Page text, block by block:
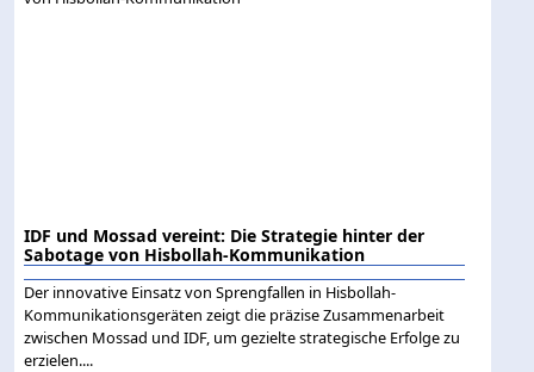
IDF und Mossad vereint: Die Strategie hinter der
Sabotage von Hisbollah-Kommunikation
Der innovative Einsatz von Sprengfallen in Hisbollah-
Kommunikationsgeräten zeigt die präzise Zusammenarbeit
zwischen Mossad und IDF, um gezielte strategische Erfolge zu
erzielen....